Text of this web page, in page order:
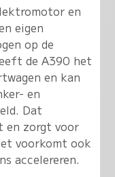
en
eigen
op de
de A390 het
en kan
en
Dat
en zorgt voor
voorkomt ook
accelereren.